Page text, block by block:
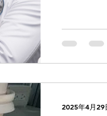
2025年4月29